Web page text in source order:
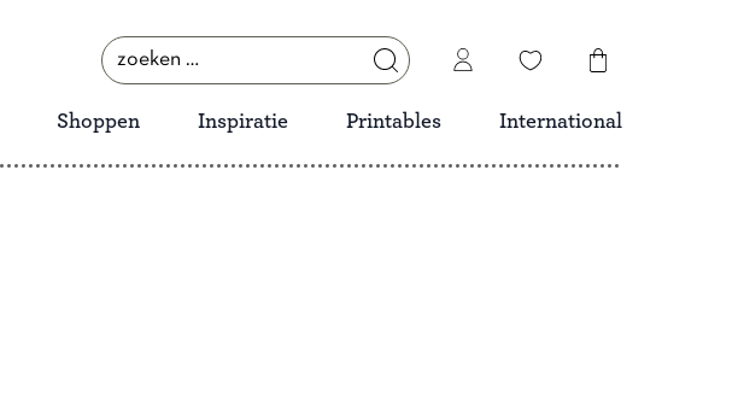
zoeken
naar:
Shoppen Inspiratie Printables International